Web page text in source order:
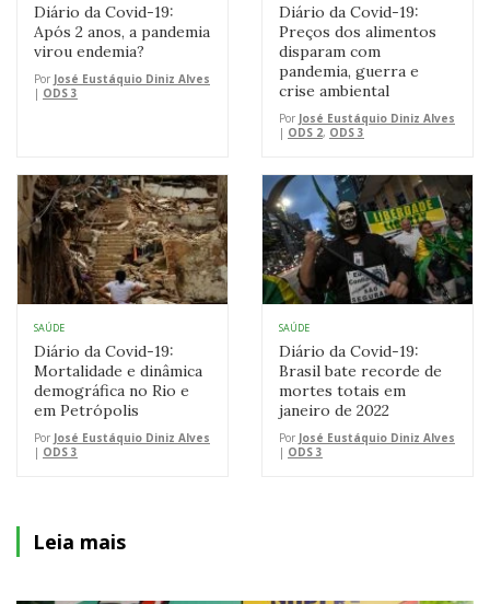
Diário da Covid-19:
Após 2 anos, a pandemia
virou endemia?
Por José Eustáquio Diniz Alves
| ODS 3
Diário da Covid-19:
Preços dos alimentos
disparam com
pandemia, guerra e
crise ambiental
Por José Eustáquio Diniz Alves
| ODS 2, ODS 3
SAÚDE
Diário da Covid-19:
Mortalidade e dinâmica
demográfica no Rio e
em Petrópolis
Por José Eustáquio Diniz Alves
| ODS 3
SAÚDE
Diário da Covid-19:
Brasil bate recorde de
mortes totais em
janeiro de 2022
Por José Eustáquio Diniz Alves
| ODS 3
Leia mais